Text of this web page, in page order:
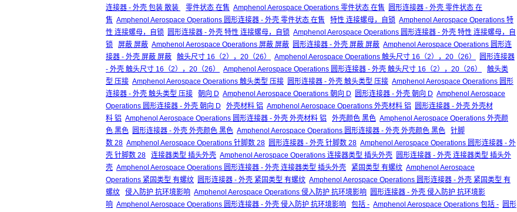
连接器 - 外壳 包装 散装
零件状态 在售 Amphenol Aerospace Operations 零件状态 在售
圆形连接器 - 外壳 零件状态 在
售 Amphenol Aerospace Operations 圆形连接器 - 外壳 零件状态 在售 特性 连接螺母，自锁 Amphenol Aerospace Operations 特
性 连接螺母，自锁
圆形连接器 - 外壳 特性 连接螺母，自锁 Amphenol Aerospace Operations 圆形连接器 - 外壳 特性 连接螺母，自
锁
屏蔽 屏蔽 Amphenol Aerospace Operations 屏蔽 屏蔽 圆形连接器 - 外壳 屏蔽 屏蔽 Amphenol Aerospace Operations 圆形连
接器 - 外壳 屏蔽 屏蔽
触头尺寸 16（2），20（26） Amphenol Aerospace Operations 触头尺寸 16（2），20（26）
圆形连接器
- 外壳 触头尺寸 16（2），20（26）
Amphenol Aerospace Operations 圆形连接器 - 外壳 触头尺寸 16（2），20（26）
触头类
型 压接 Amphenol Aerospace Operations 触头类型 压接 圆形连接器 - 外壳 触头类型 压接 Amphenol Aerospace Operations 圆形
连接器 - 外壳 触头类型 压接
朝向 D Amphenol Aerospace Operations 朝向 D 圆形连接器 - 外壳 朝向 D Amphenol Aerospace
Operations 圆形连接器 - 外壳 朝向 D
外壳材料 铝 Amphenol Aerospace Operations 外壳材料 铝
圆形连接器 - 外壳 外壳材
料 铝 Amphenol Aerospace Operations 圆形连接器 - 外壳 外壳材料 铝 外壳颜色 黑色 Amphenol Aerospace Operations 外壳颜
色 黑色 圆形连接器 - 外壳 外壳颜色 黑色 Amphenol Aerospace Operations 圆形连接器 - 外壳 外壳颜色 黑色
针脚
数 28 Amphenol Aerospace Operations 针脚数 28 圆形连接器 - 外壳 针脚数 28 Amphenol Aerospace Operations 圆形连接器 - 外
壳 针脚数 28
连接器类型 插头外壳 Amphenol Aerospace Operations 连接器类型 插头外壳 圆形连接器 - 外壳 连接器类型 插头外
壳 Amphenol Aerospace Operations 圆形连接器 - 外壳 连接器类型 插头外壳 紧固类型 有螺纹 Amphenol Aerospace
Operations 紧固类型 有螺纹 圆形连接器 - 外壳 紧固类型 有螺纹 Amphenol Aerospace Operations 圆形连接器 - 外壳 紧固类型 有
螺纹
侵入防护 抗环境影响 Amphenol Aerospace Operations 侵入防护 抗环境影响
圆形连接器 - 外壳 侵入防护 抗环境影
响 Amphenol Aerospace Operations 圆形连接器 - 外壳 侵入防护 抗环境影响 包括 - Amphenol Aerospace Operations 包括 - 圆形